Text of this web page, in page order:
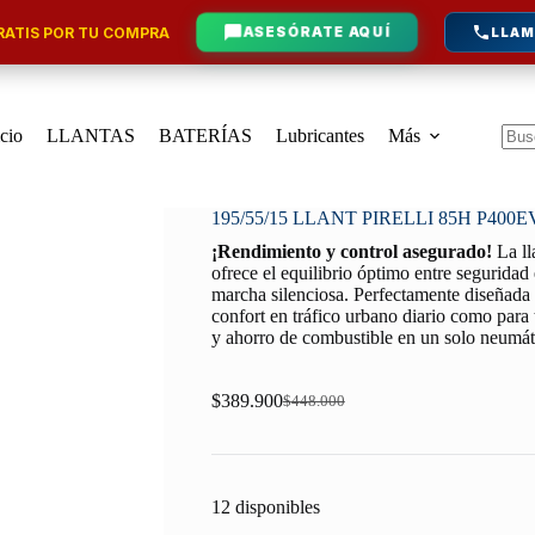
POR TU COMPRA ASESÓRATE AQUÍ
LLANTAS BATERÍAS Lubricantes
Más
195/55/15 LLANT PIRELLI 85H
¡Rendimiento y control asegurado! La
ofrece el equilibrio óptimo entre
marcha silenciosa. Perfectamente
confort en tráfico urbano diario como para
y ahorro de combustible en un solo
$448.000
Original
was:
$389.900Current
is:
12 disponibles